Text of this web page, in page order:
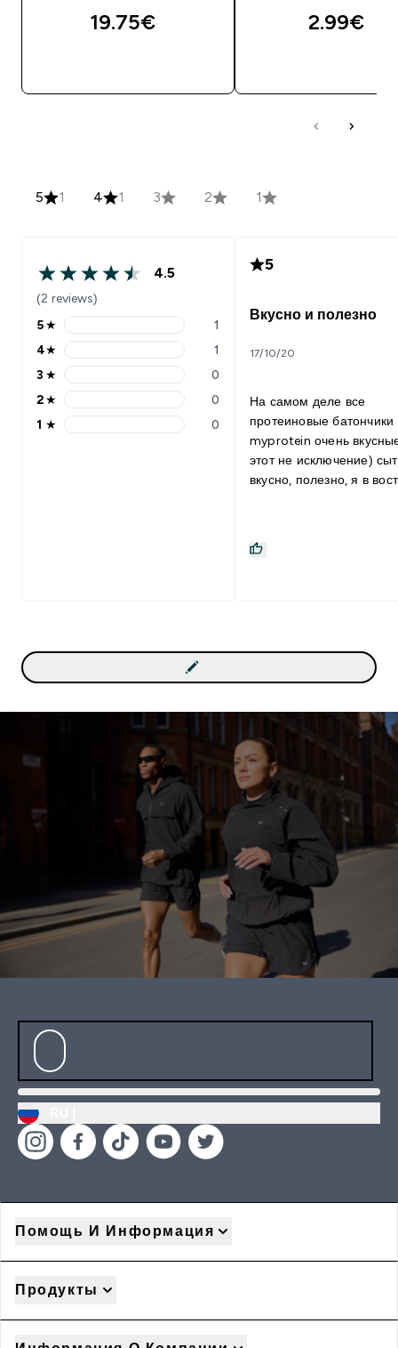
19.75€‎ 2.99€‎
5 1 4 1 3 2 1
4.5
(2 reviews)
5★
1
4★
1
3 ★
0
2★
0
1 ★ 0
5
Вкусно и полезно
17/10/20
На самом деле все
протеиновые батончики
myprotein очень
этот не исключение)
вкусно, полезно, я в
Помощь И Информация
Продукты